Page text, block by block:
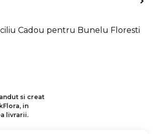
Cadou pentru Bunelu Floresti
si creat
in
livrarii.